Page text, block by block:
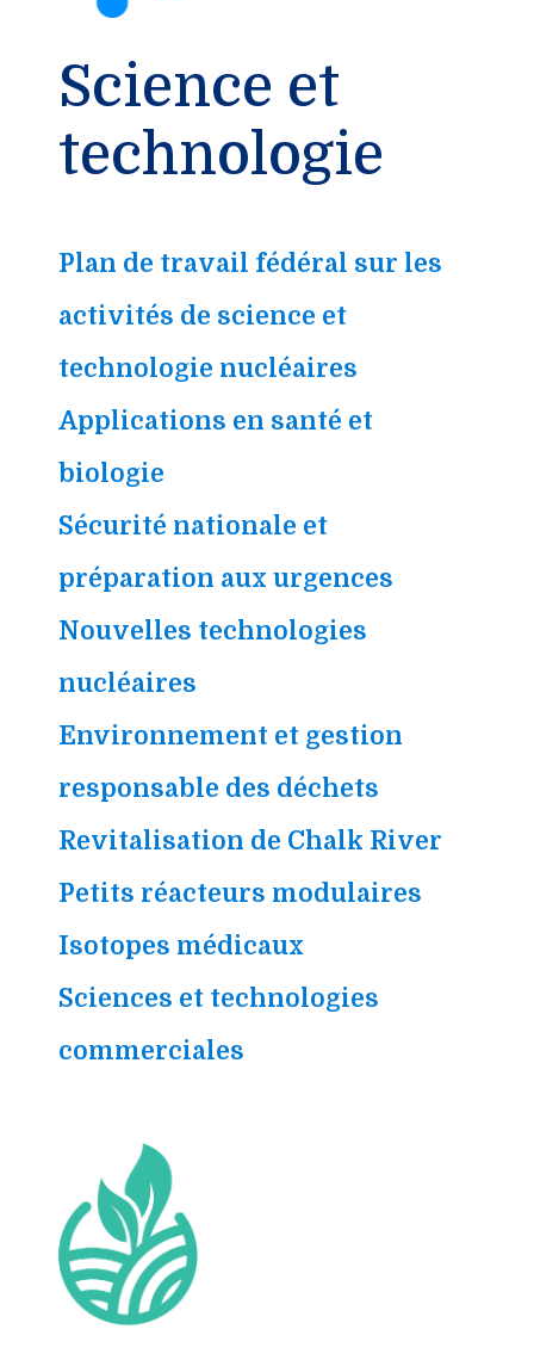
Science et
technologie
Plan de travail fédéral sur les
activités de science et
technologie nucléaires
Applications en santé et
biologie
Sécurité nationale et
préparation aux urgences
Nouvelles technologies
nucléaires
Environnement et gestion
responsable des déchets
Revitalisation de Chalk River
Petits réacteurs modulaires
Isotopes médicaux
Sciences et technologies
commerciales